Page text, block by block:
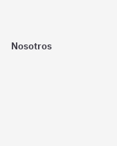
Nosotros